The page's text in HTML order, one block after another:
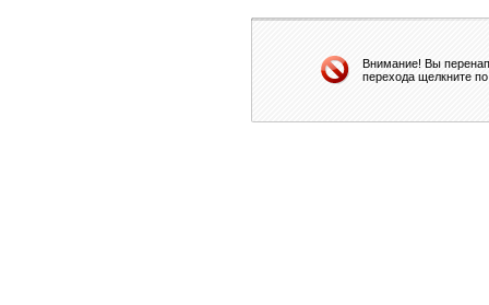
Внимание! Вы
перехода щелкните